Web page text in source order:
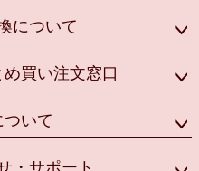
について
買い注文窓口
いて